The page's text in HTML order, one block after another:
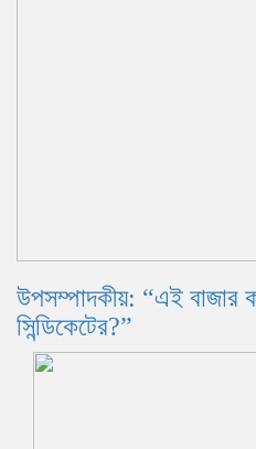
উপসম্পাদকীয়: “এই বাজার
সিন্ডিকেটের?”